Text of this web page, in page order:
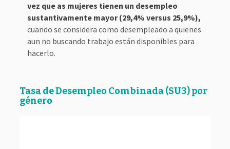
vez que as mujeres tienen un desempleo
sustantivamente mayor (29,4% versus 25,9%),
cuando se considera como desempleado a quienes
aun no buscando trabajo están disponibles para
hacerlo.
Tasa de Desempleo Combinada (SU3) por
género